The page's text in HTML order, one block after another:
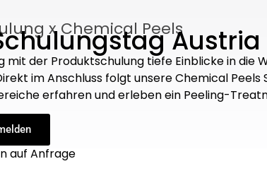
x Chemical PeelsAustria
der Produktschulung tiefe Einblicke in die
im Anschluss folgt unsere Chemical Peels
erfahren und erleben ein Peeling-
auf Anfrage